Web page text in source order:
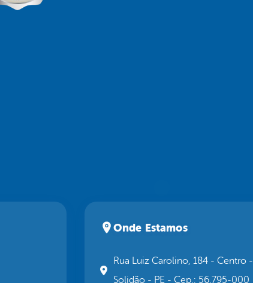
Onde Estamos
Rua Luiz Carolino, 184 - Centro -
Solidão - PE - Cep.: 56.795-000